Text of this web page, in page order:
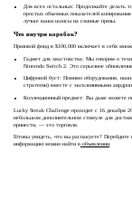
Для всех остальных: Продолжайте делать
простых объемных показателей
лучше ваши шансы на главные призы.
Что внутри коробок?
Призовой фонд в $100,000 включает в себя
Гаджет для хвастовства: Мы говорим о
Nintendo Switch 2. Это серьезное
Цифровой буст: Помимо оборудования,
стратегии) вместе с эксклюзивными
Коллекционный предмет: Вы даже можете
Lucky Streak Challenge проходит с 16 декабря
небольшом дополнительном стимуле для
принести, — это торговля.
Готовы увидеть, что вы распакуете? Перейдите
информацию можно найти в объявлении.